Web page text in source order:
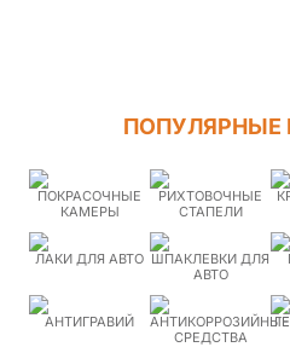
ПОПУЛЯРНЫЕ
ПОКРАСОЧНЫЕ
КАМЕРЫ
РИХТОВОЧНЫЕ
СТАПЕЛИ
ЛАКИ ДЛЯ АВТО ШПАКЛЕВКИ ДЛЯ
АВТО
АНТИГРАВИЙ
АНТИКОРРОЗИЙНЫЕ
СРЕДСТВА